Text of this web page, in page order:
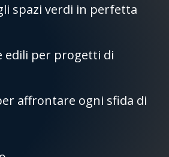
spazi verdi in perfetta
edili per progetti di
affrontare ogni sfida di